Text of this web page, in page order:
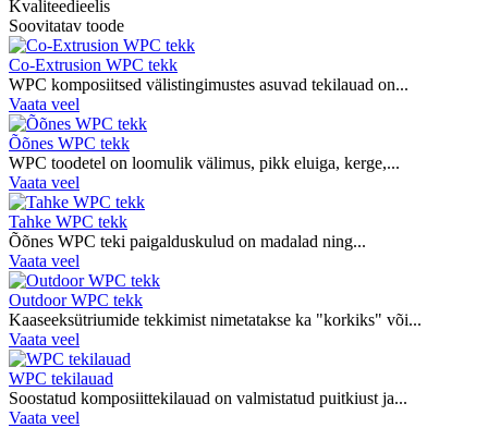
Kvaliteedieelis
Soovitatav toode
Co-Extrusion WPC tekk
WPC komposiitsed välistingimustes asuvad tekilauad on...
Vaata veel
Õõnes WPC tekk
WPC toodetel on loomulik välimus, pikk eluiga, kerge,...
Vaata veel
Tahke WPC tekk
Õõnes WPC teki paigalduskulud on madalad ning...
Vaata veel
Outdoor WPC tekk
Kaaseeksütriumide tekkimist nimetatakse ka "korkiks" või...
Vaata veel
WPC tekilauad
Soostatud komposiittekilauad on valmistatud puitkiust ja...
Vaata veel